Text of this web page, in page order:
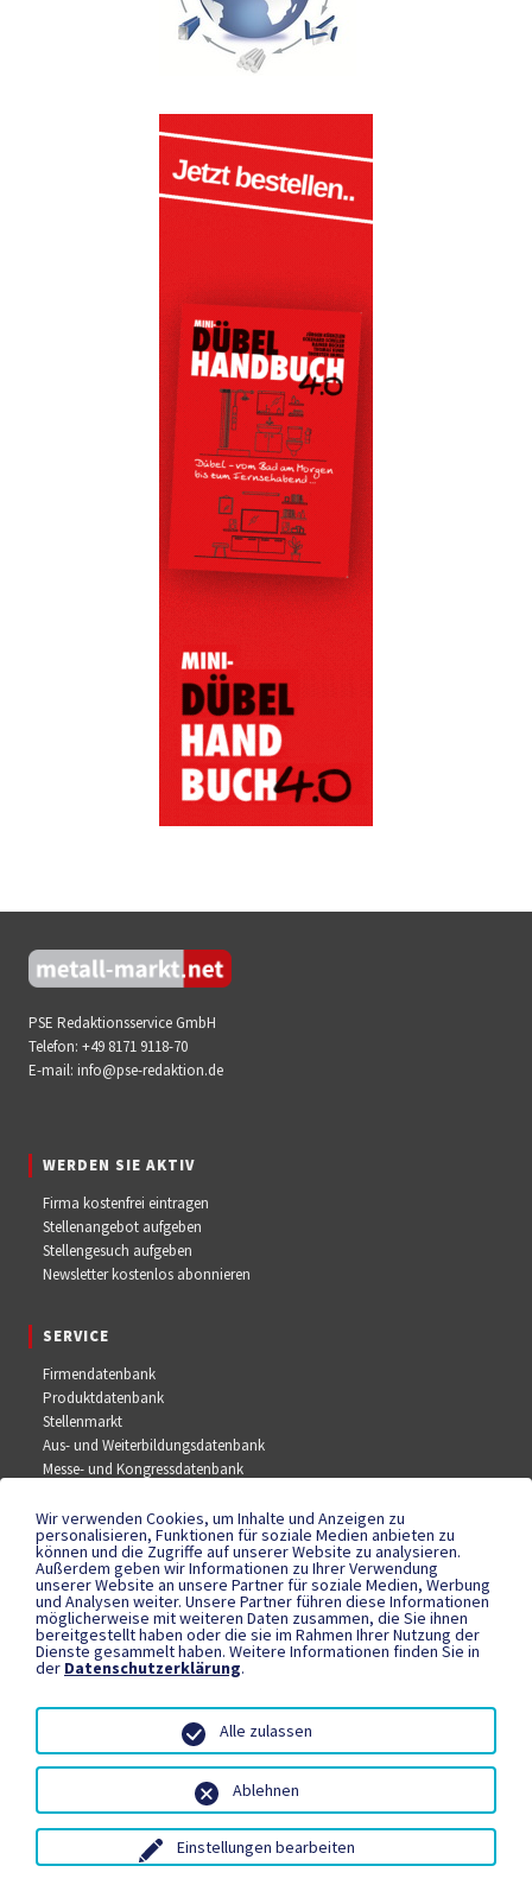
PSE Redaktionsservice GmbH
Telefon: +49 8171 9118-70
E-mail: info@pse-redaktion.de
WERDEN SIE AKTIV
Firma kostenfrei eintragen
Stellenangebot aufgeben
Stellengesuch aufgeben
Newsletter kostenlos abonnieren
SERVICE
Firmendatenbank
Produktdatenbank
Stellenmarkt
Aus- und Weiterbildungsdatenbank
Messe- und Kongressdatenbank
SOCIAL MEDIA
Facebook
YouTube
Instagram
RECHTLICHES
Datenschutzerklärung
Teilnahmebedingungen
Impressum
© 1995 - 2026 PSE Redaktionsservice GmbH
Wir verwenden Cookies, um Inhalte und Anzeigen zu
personalisieren, Funktionen für soziale Medien anbieten zu
können und die Zugriffe auf unserer Website zu analysieren.
Außerdem geben wir Informationen zu Ihrer Verwendung
unserer Website an unsere Partner für soziale Medien, Werbung
und Analysen weiter. Unsere Partner führen diese Informationen
möglicherweise mit weiteren Daten zusammen, die Sie ihnen
bereitgestellt haben oder die sie im Rahmen Ihrer Nutzung der
Dienste gesammelt haben. Weitere Informationen finden Sie in
der Datenschutzerklärung.
Einstellungen bearbeiten
Ablehnen
Alle zulassen